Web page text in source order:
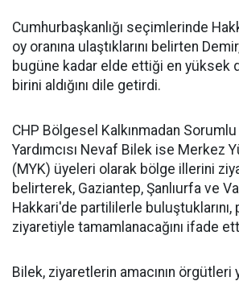
Cumhurbaşkanlığı seçimlerinde
oy oranına ulaştıklarını belirten
bugüne kadar elde ettiği en yüksek
birini aldığını dile getirdi.
CHP Bölgesel Kalkınmadan
Yardımcısı Nevaf Bilek ise Merkez
(MYK) üyeleri olarak bölge illerini
belirterek, Gaziantep, Şanlıurfa ve
Hakkari'de partililerle buluştuklarını,
ziyaretiyle tamamlanacağını ifade
Bilek, ziyaretlerin amacının örgütleri